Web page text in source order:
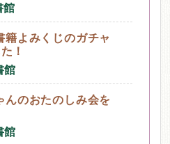
館
籍よみくじのガチャ
！
館
んのおたのしみ会を
館